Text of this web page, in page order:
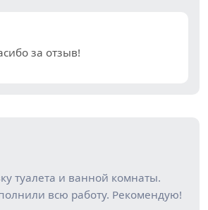
за отзыв!
туалета и ванной комнаты.
всю работу. Рекомендую!